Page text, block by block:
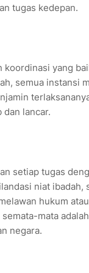
tugas kedepan.
koordinasi yang
semua instansi
dan lancar.
setiap tugas
niat ibadah,
hukum
mata
negara.